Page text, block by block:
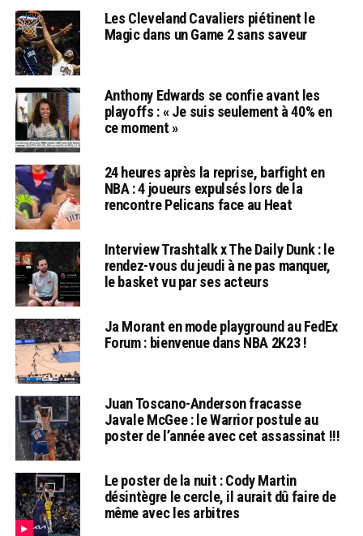
Les Cleveland Cavaliers piétinent le
Magic dans un Game 2 sans saveur
Anthony Edwards se confie avant les
playoffs : « Je suis seulement à 40% en
ce moment »
24 heures après la reprise, barfight en
NBA : 4 joueurs expulsés lors de la
rencontre Pelicans face au Heat
Interview Trashtalk x The Daily Dunk : le
rendez-vous du jeudi à ne pas manquer,
le basket vu par ses acteurs
Ja Morant en mode playground au FedEx
Forum : bienvenue dans NBA 2K23 !
Juan Toscano-Anderson fracasse
Javale McGee : le Warrior postule au
poster de l’année avec cet assassinat !!!
Le poster de la nuit : Cody Martin
désintègre le cercle, il aurait dû faire de
même avec les arbitres